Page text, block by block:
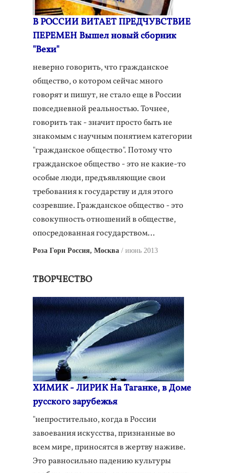
В РОССИИ ВИТАЕТ ПРЕДЧУВСТВИЕ
ПЕРЕМЕН Вышел новый сборник
"Вехи"
неверно говорить, что гражданское
общество, о котором сейчас много
говорят и пишут, не стало еще в России
повседневной реальностью. Точнее,
говорить так - значит просто быть не
знакомым с научным понятием категории
"гражданское общество". Потому что
гражданское общество - это не какие-то
особые люди, предъявляющие свои
требования к государству и для этого
созревшие. Гражданское общество - это
совокупность отношений в обществе,
опосредованная государством…
Роза Горн Россия, Москва июнь 2013
ТВОРЧЕСТВО
ХИМИК - ЛИРИК На Таганке, в Доме
русского зарубежья
"непростительно, когда в России
завоевания искусства, признанные во
всем мире, приносятся в жертву наживе.
Это равносильно падению культуры